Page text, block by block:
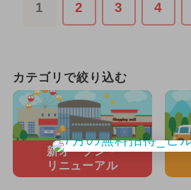
1 2 3 4
カテゴリで絞り込む
新オープン・
リニューアル